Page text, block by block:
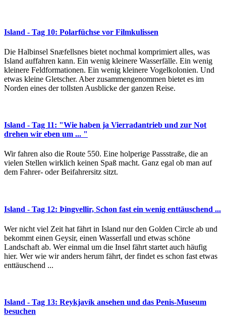
Island - Tag 10: Polarfüchse vor Filmkulissen
Die Halbinsel Snæfellsnes bietet nochmal komprimiert alles, was
Island auffahren kann. Ein wenig kleinere Wasserfälle. Ein wenig
kleinere Feldformationen. Ein wenig kleinere Vogelkolonien. Und
etwas kleine Gletscher. Aber zusammengenommen bietet es im
Norden eines der tollsten Ausblicke der ganzen Reise.
Island - Tag 11: "Wie haben ja Vierradantrieb und zur Not
drehen wir eben um ... "
Wir fahren also die Route 550. Eine holperige Passstraße, die an
vielen Stellen wirklich keinen Spaß macht. Ganz egal ob man auf
dem Fahrer- oder Beifahrersitz sitzt.
Island - Tag 12: Þingvellir, Schon fast ein wenig enttäuschend ...
Wer nicht viel Zeit hat fährt in Island nur den Golden Circle ab und
bekommt einen Geysir, einen Wasserfall und etwas schöne
Landschaft ab. Wer einmal um die Insel fährt startet auch häufig
hier. Wer wie wir anders herum fährt, der findet es schon fast etwas
enttäuschend ...
Island - Tag 13: Reykjavík ansehen und das Penis-Museum
besuchen